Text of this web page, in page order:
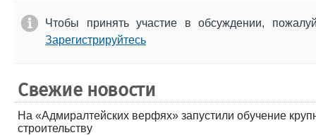
Чтобы принять участие в обсуждении,
Зарегистрируйтесь
Свежие новости
На «Адмиралтейских верфях» запустили обучение
строительству